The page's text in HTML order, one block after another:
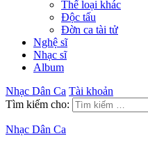
Thể loại khác
Độc tấu
Đờn ca tài tử
Nghệ sĩ
Nhạc sĩ
Album
Nhạc Dân Ca Tài khoản
Tìm kiếm cho:
Nhạc Dân Ca